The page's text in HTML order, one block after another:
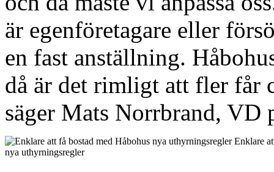
är egenföretagare eller
en fast anställning.
då är det rimligt att fler får
säger Mats Norrbrand, VD
Enklare
nya uthyrningsregler